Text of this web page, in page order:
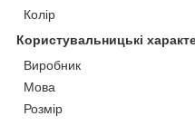
Колір
Користувальницькі
Виробник
Мова
Розмір